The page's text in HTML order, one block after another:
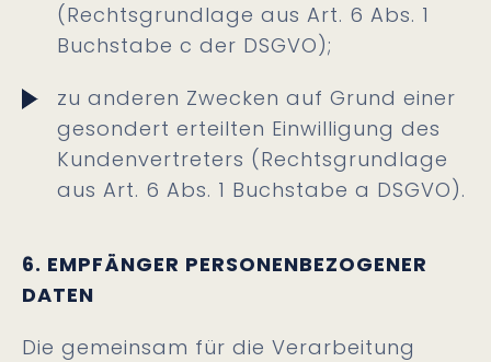
(Rechtsgrundlage aus Art. 6 Abs. 1
Buchstabe c der DSGVO);
zu anderen Zwecken auf Grund einer
gesondert erteilten Einwilligung des
Kundenvertreters (Rechtsgrundlage
aus Art. 6 Abs. 1 Buchstabe a DSGVO).
6. EMPFÄNGER PERSONENBEZOGENER
DATEN
Die gemeinsam für die Verarbeitung